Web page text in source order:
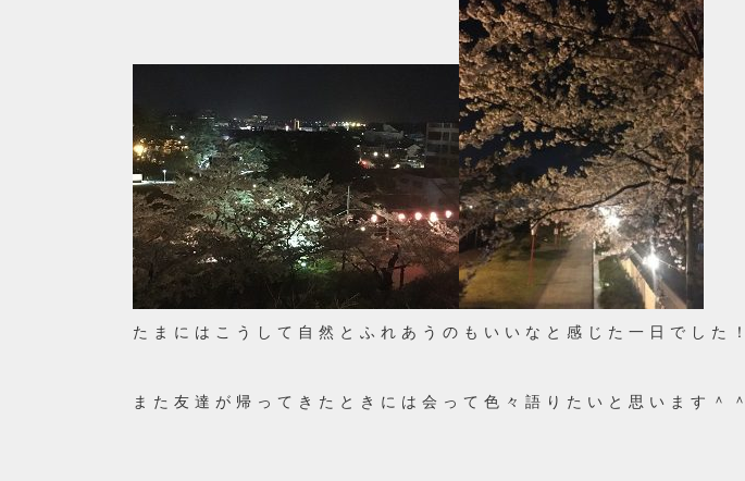
たまにはこうして自然とふれあうのもいいなと感じた一日でした！
また友達が帰ってきたときには会って色々語りたいと思います＾＾